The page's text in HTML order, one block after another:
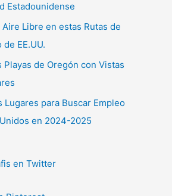
Estadounidense
Libre en estas Rutas de
EE.UU.
Playas de Oregón con Vistas
Lugares para Buscar Empleo
en 2024-2025
en Twitter